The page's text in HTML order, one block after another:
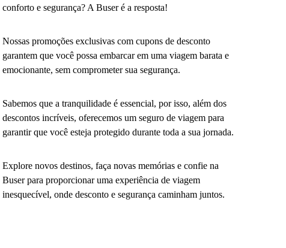
conforto e segurança? A Buser é a resposta!
Nossas promoções exclusivas com cupons de desconto
garantem que você possa embarcar em uma viagem barata e
emocionante, sem comprometer sua segurança.
Sabemos que a tranquilidade é essencial, por isso, além dos
descontos incríveis, oferecemos um seguro de viagem para
garantir que você esteja protegido durante toda a sua jornada.
Explore novos destinos, faça novas memórias e confie na
Buser para proporcionar uma experiência de viagem
inesquecível, onde desconto e segurança caminham juntos.